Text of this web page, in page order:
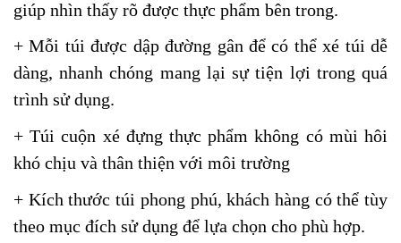
giúp nhìn thấy rõ được thực phẩm bên trong.
+ Mỗi túi được dập đường gân để có thể xé túi dễ
dàng, nhanh chóng mang lại sự tiện lợi trong quá
trình sử dụng.
+ Túi cuộn xé đựng thực phẩm không có mùi hôi
khó chịu và thân thiện với môi trường
+ Kích thước túi phong phú, khách hàng có thể tùy
theo mục đích sử dụng để lựa chọn cho phù hợp.